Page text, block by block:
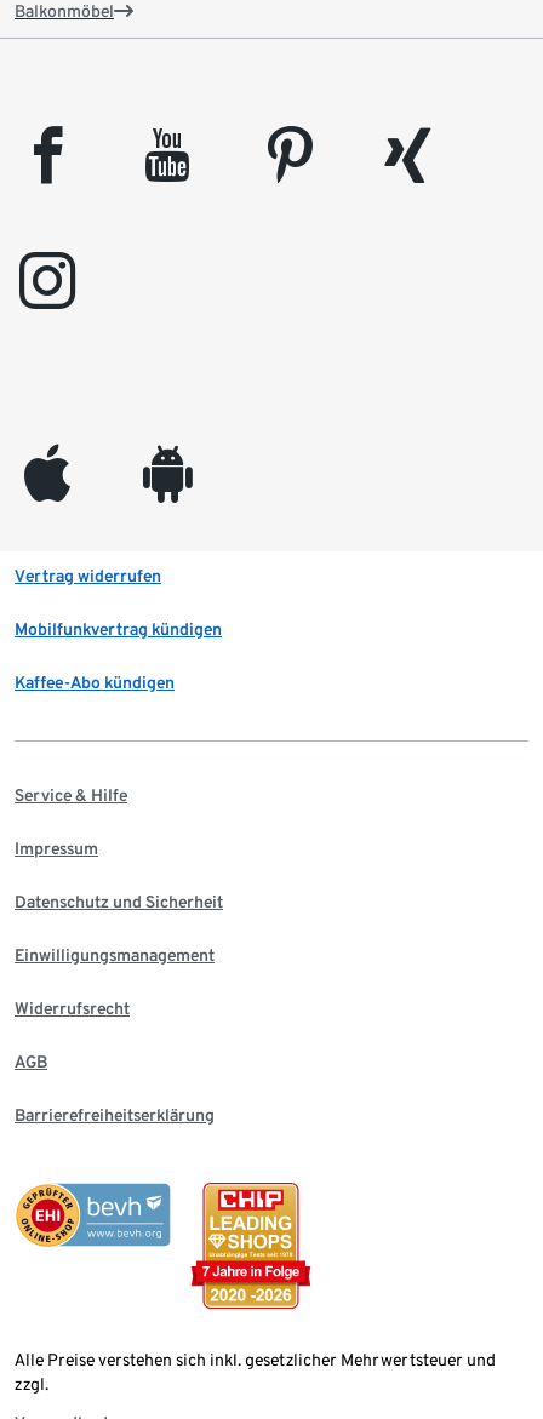
Balkonmöbel
facebook youtube pinterest
xing
instagram
appleinc android
Vertrag widerrufen
Mobilfunkvertrag kündigen
Kaffee-Abo kündigen
Service & Hilfe
Impressum
Datenschutz und Sicherheit
Einwilligungsmanagement
Widerrufsrecht
AGB
Barrierefreiheitserklärung
Alle Preise verstehen sich inkl. gesetzlicher Mehrwertsteuer und
zzgl.